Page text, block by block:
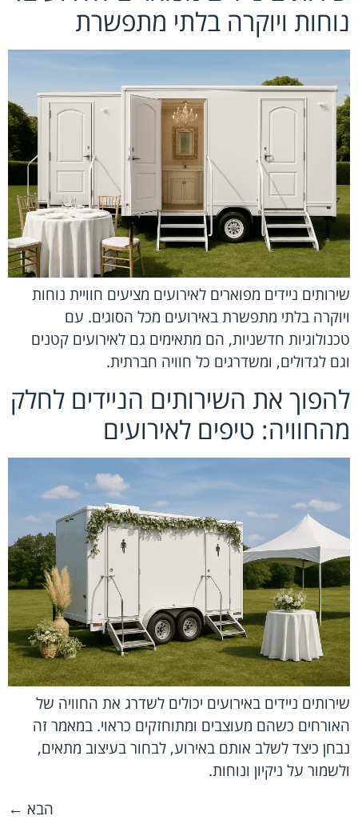
נוחות ויוקרה בלתי מתפשרת
שירותים ניידים מפוארים לאירועים מציעים חוויית נוחות
ויוקרה בלתי מתפשרת באירועים מכל הסוגים. עם
טכנולוגיות חדשניות, הם מתאימים גם לאירועים קטנים
וגם לגדולים, ומשדרגים כל חוויה חברתית.
להפוך את השירותים הניידים לחלק
מהחוויה: טיפים לאירועים
שירותים ניידים באירועים יכולים לשדרג את החוויה של
האורחים כשהם מעוצבים ומתוחזקים כראוי. במאמר זה
נבחן כיצד לשלב אותם באירוע, לבחור בעיצוב מתאים,
ולשמור על ניקיון ונוחות.
הבא ←